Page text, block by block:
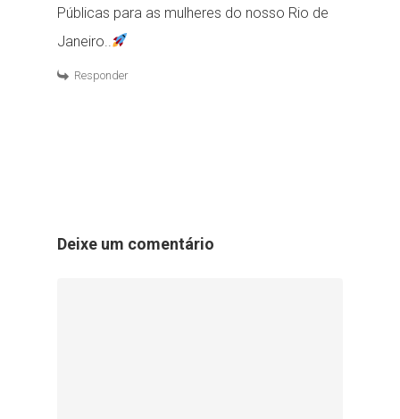
Públicas para as mulheres do nosso Rio de
Janeiro..
Responder
Deixe um comentário